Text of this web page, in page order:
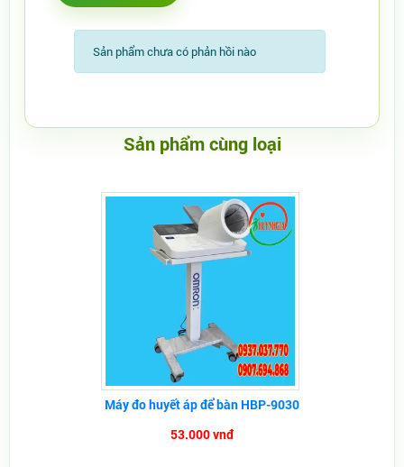
Sản phẩm chưa có phản hồi nào
Sản phẩm cùng loại
Máy đo huyết áp để bàn HBP-9030
53.000 vnđ